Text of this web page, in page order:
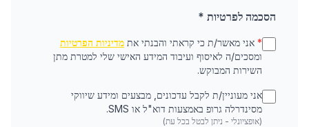
הסכמה לפרטיות *
* אני מאשר/ת כי קראתי והבנתי את מדיניות הפרטיות
ומסכים/ה לאיסוף ועיבוד המידע האישי שלי למטרת מתן
השירות המבוקש.
אני מעוניין/ת לקבל עדכונים, מבצעים ומידע שיווקי
מסינדרלה גרופ באמצעות דוא"ל או SMS.
(אופציונלי - ניתן לבטל בכל עת)